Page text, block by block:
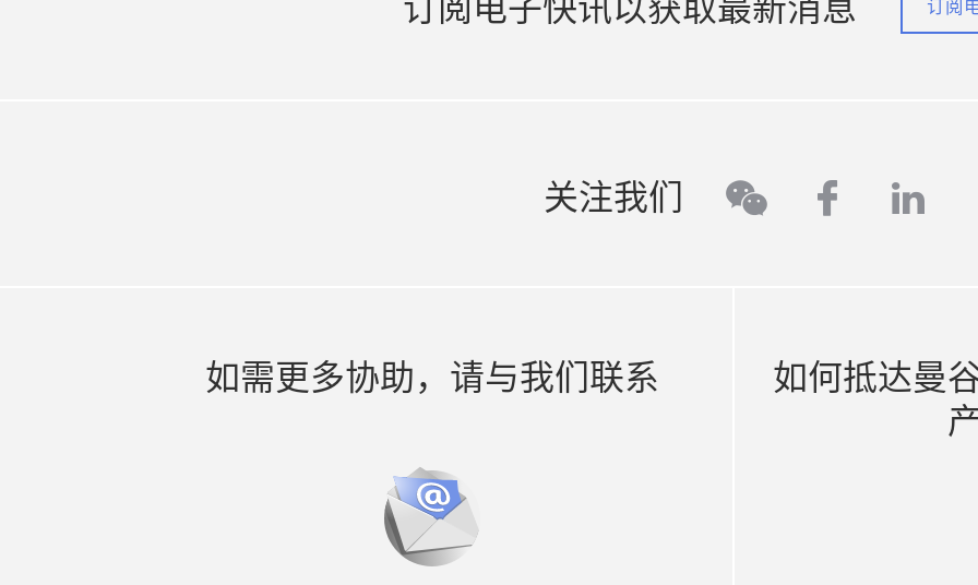
订阅
关注我们 wechat
如需更多协助，请与我们联系
如何抵达曼